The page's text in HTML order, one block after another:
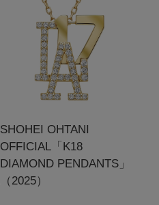
SHOHEI OHTANI
OFFICIAL「K18
DIAMOND PENDANTS」
（2025）